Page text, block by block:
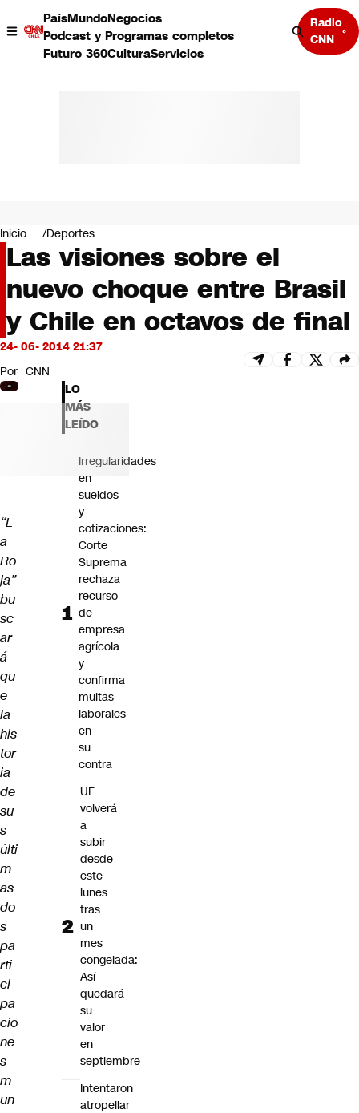
PaísMundoNegocios
Podcast y Programas completos
Futuro 360CulturaServicios
Radio
CNN
Negocios
Deportes
Programas completos
Cultura
Servicios
Bits
CNN Data
CNN tiempo
Futuro 360
Opinión
Inicio Deportes
Las visiones sobre el
nuevo choque entre Brasil
y Chile en octavos de final
24- 06- 2014 21:37
Por CNN
“L
a
Ro
ja”
bu
sc
ar
á
qu
e
la
his
tor
ia
de
su
s
últi
m
as
do
s
pa
rti
ci
pa
cio
ne
s
m
un
LO
MÁS
LEÍDO
Irregularidades
en
sueldos
y
cotizaciones:
Corte
Suprema
rechaza
recurso
de
empresa
agrícola
y
confirma
multas
laborales
en
su
contra
UF
volverá
a
subir
desde
este
lunes
tras
un
mes
congelada:
Así
quedará
su
valor
en
septiembre
Intentaron
atropellar